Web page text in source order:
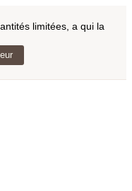
limitées, a qui la